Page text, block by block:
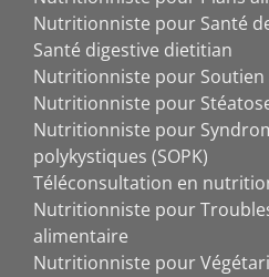
Nutritionniste pour Santé
Santé digestive dietitian
Nutritionniste pour Soutien
Nutritionniste pour
Nutritionniste pour
polykystiques (SOPK)
Téléconsultation en
Nutritionniste pour
alimentaire
Nutritionniste pour